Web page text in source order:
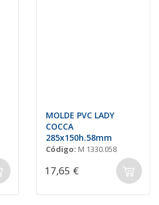
MOLDE PVC LADY
COCCA
285x150h.58mm
Código: M 1330.058
17,65 €